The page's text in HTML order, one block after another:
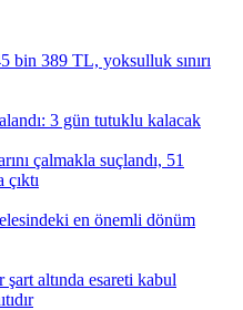
bin 389 TL, yoksulluk sınırı
3 gün tutuklu kalacak
çalmakla suçlandı, 51
en önemli dönüm
altında esareti kabul